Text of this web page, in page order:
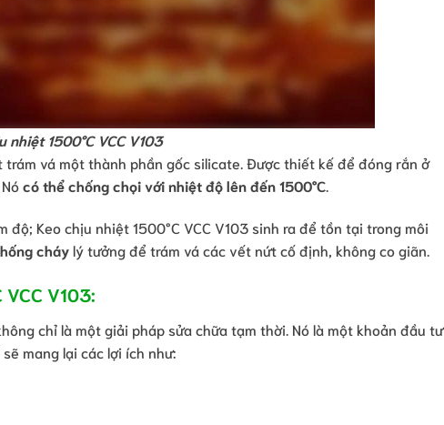
nhiệt 1500°C VCC V103
trám vá một thành phần gốc silicate. Được thiết kế để đóng rắn ở
có thể chống chọi với nhiệt độ lên đến 1500°C
Keo chịu nhiệt 1500°C VCC V103 sinh ra để tồn tại trong môi
cháylý tưởng để trám vá các vết nứt cố định, không co giãn.
V103:
chỉ là một giải pháp sửa chữa tạm thời. Nó là một khoản đầu tư
mang lại các lợi ích như: